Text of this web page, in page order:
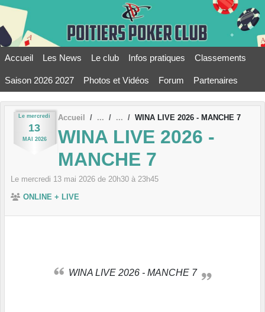
Accueil Les News Le club Infos pratiques Classements
Saison 2026 2027 Photos et Vidéos Forum Partenaires
Le mercredi
13
MAI 2026
Accueil WINA LIVE 2026 - MANCHE 7
WINA LIVE 2026 -
MANCHE 7
Le mercredi 13 mai 2026 de 20h30 à 23h45
ONLINE + LIVE
WINA LIVE 2026 - MANCHE 7
Panneau de gestion des cookies